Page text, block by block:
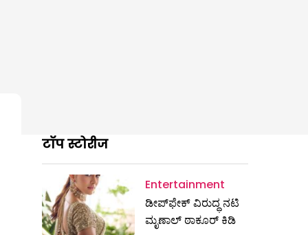
टॉप स्टोरीज
Entertainment
ಡೀಪ್‌ಫೇಕ್ ವಿರುದ್ಧ ನಟಿ
ಮೃಣಾಲ್ ಠಾಕೂರ್ ಕಿಡಿ